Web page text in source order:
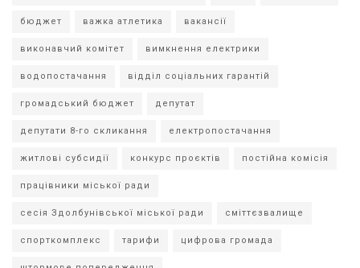
бюджет важка атлетика вакансії
виконавчий комітет вимкнення електрики
водопостачання відділ соціальних гарантій
громадський бюджет депутат
депутати 8-го скликання електропостачання
житлові субсидії конкурс проєктів постійна комісія
працівники міської ради
сесія Здолбунівської міської ради сміттєзвалище
спорткомплекс тарифи цифрова громада